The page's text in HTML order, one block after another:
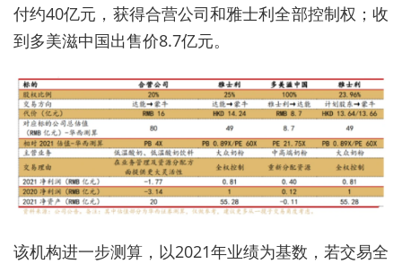
付约40亿元，获得合营公司和雅士利全部控制权；收
到多美滋中国出售价8.7亿元。
该机构进一步测算，以2021年业绩为基数，若交易全